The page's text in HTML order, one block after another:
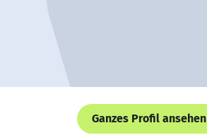
Ganzes Profil ansehen